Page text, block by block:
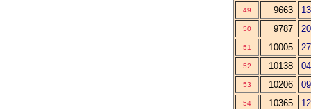
49 9663
50 9787
51 10005
52 10138
53 10206
54 10365